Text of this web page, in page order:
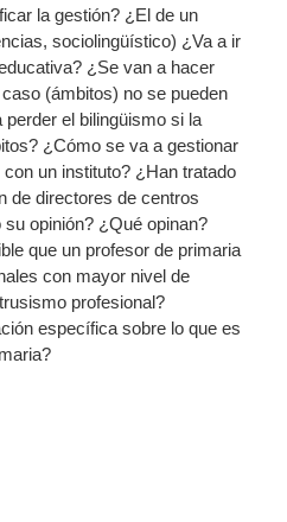
la gestión? ¿El de un
sociolingüístico) ¿Va a ir
¿Se van a hacer
(ámbitos) no se pueden
el bilingüismo si la
¿Cómo se va a gestionar
un instituto? ¿Han tratado
de directores de centros
opinión? ¿Qué opinan?
que un profesor de primaria
con mayor nivel de
profesional?
específica sobre lo que es